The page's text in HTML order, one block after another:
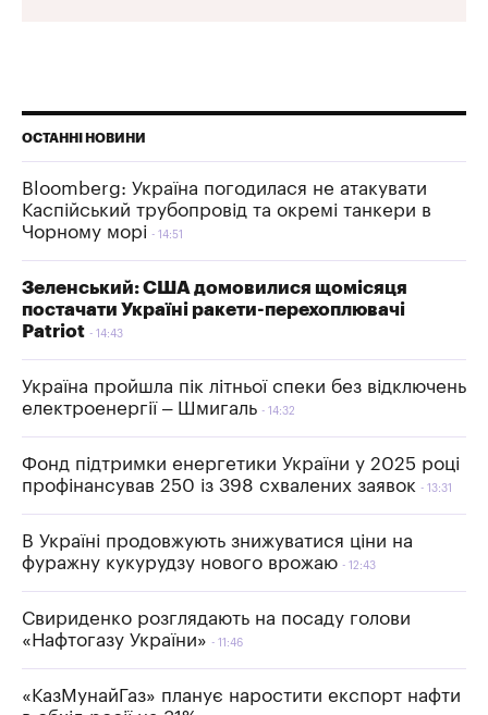
ОСТАННІ НОВИНИ
Bloomberg: Україна погодилася не атакувати
Каспійський трубопровід та окремі танкери в
Чорному морі
14:51
Зеленський: США домовилися щомісяця
постачати Україні ракети-перехоплювачі
Patriot
14:43
Україна пройшла пік літньої спеки без відключень
електроенергії – Шмигаль
14:32
Фонд підтримки енергетики України у 2025 році
профінансував 250 із 398 схвалених заявок
13:31
В Україні продовжують знижуватися ціни на
фуражну кукурудзу нового врожаю
12:43
Свириденко розглядають на посаду голови
«Нафтогазу України»
11:46
«КазМунайГаз» планує наростити експорт нафти